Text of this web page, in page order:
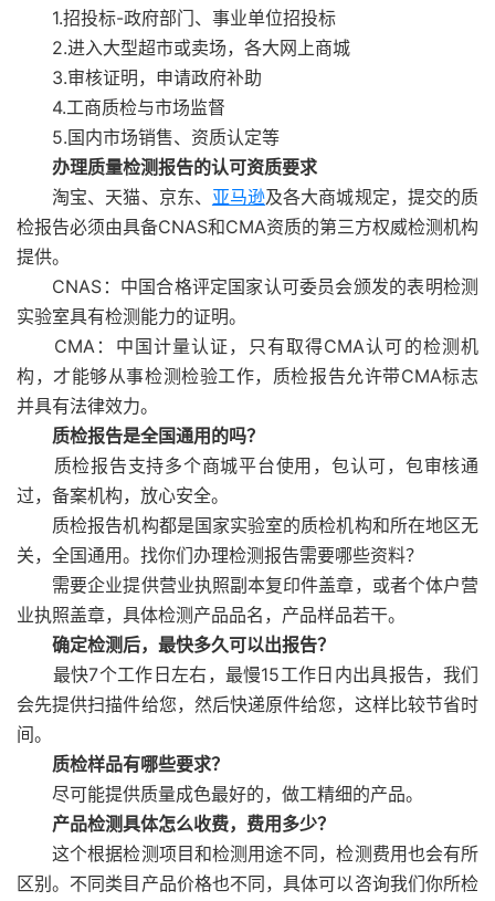
1.招投标-政府部门、事业单位招投标
2.进入大型超市或卖场，各大网上商城
3.审核证明，申请政府补助
4.工商质检与市场监督
5.国内市场销售、资质认定等
办理质量检测报告的认可资质要求
淘宝、天猫、京东、 亚马逊及各大商城规定，提交的质
检报告必须由具备CNAS和CMA资质的第三方权威检测机构
提供。
CNAS：中国合格评定国家认可委员会颁发的表明检测
实验室具有检测能力的证明。
CMA：中国计量认证，只有取得CMA认可的检测机
构，才能够从事检测检验工作，质检报告允许带CMA标志
并具有法律效力。
质检报告是全国通用的吗？
质检报告支持多个商城平台使用，包认可，包审核通
过，备案机构，放心安全。
质检报告机构都是国家实验室的质检机构和所在地区无
关，全国通用。找你们办理检测报告需要哪些资料？
需要企业提供营业执照副本复印件盖章，或者个体户营
业执照盖章，具体检测产品品名，产品样品若干。
确定检测后，最快多久可以出报告？
最快7个工作日左右，最慢15工作日内出具报告，我们
会先提供扫描件给您，然后快递原件给您，这样比较节省时
间。
质检样品有哪些要求？
尽可能提供质量成色最好的，做工精细的产品。
产品检测具体怎么收费，费用多少？
这个根据检测项目和检测用途不同，检测费用也会有所
区别。不同类目产品价格也不同，具体可以咨询我们你所检